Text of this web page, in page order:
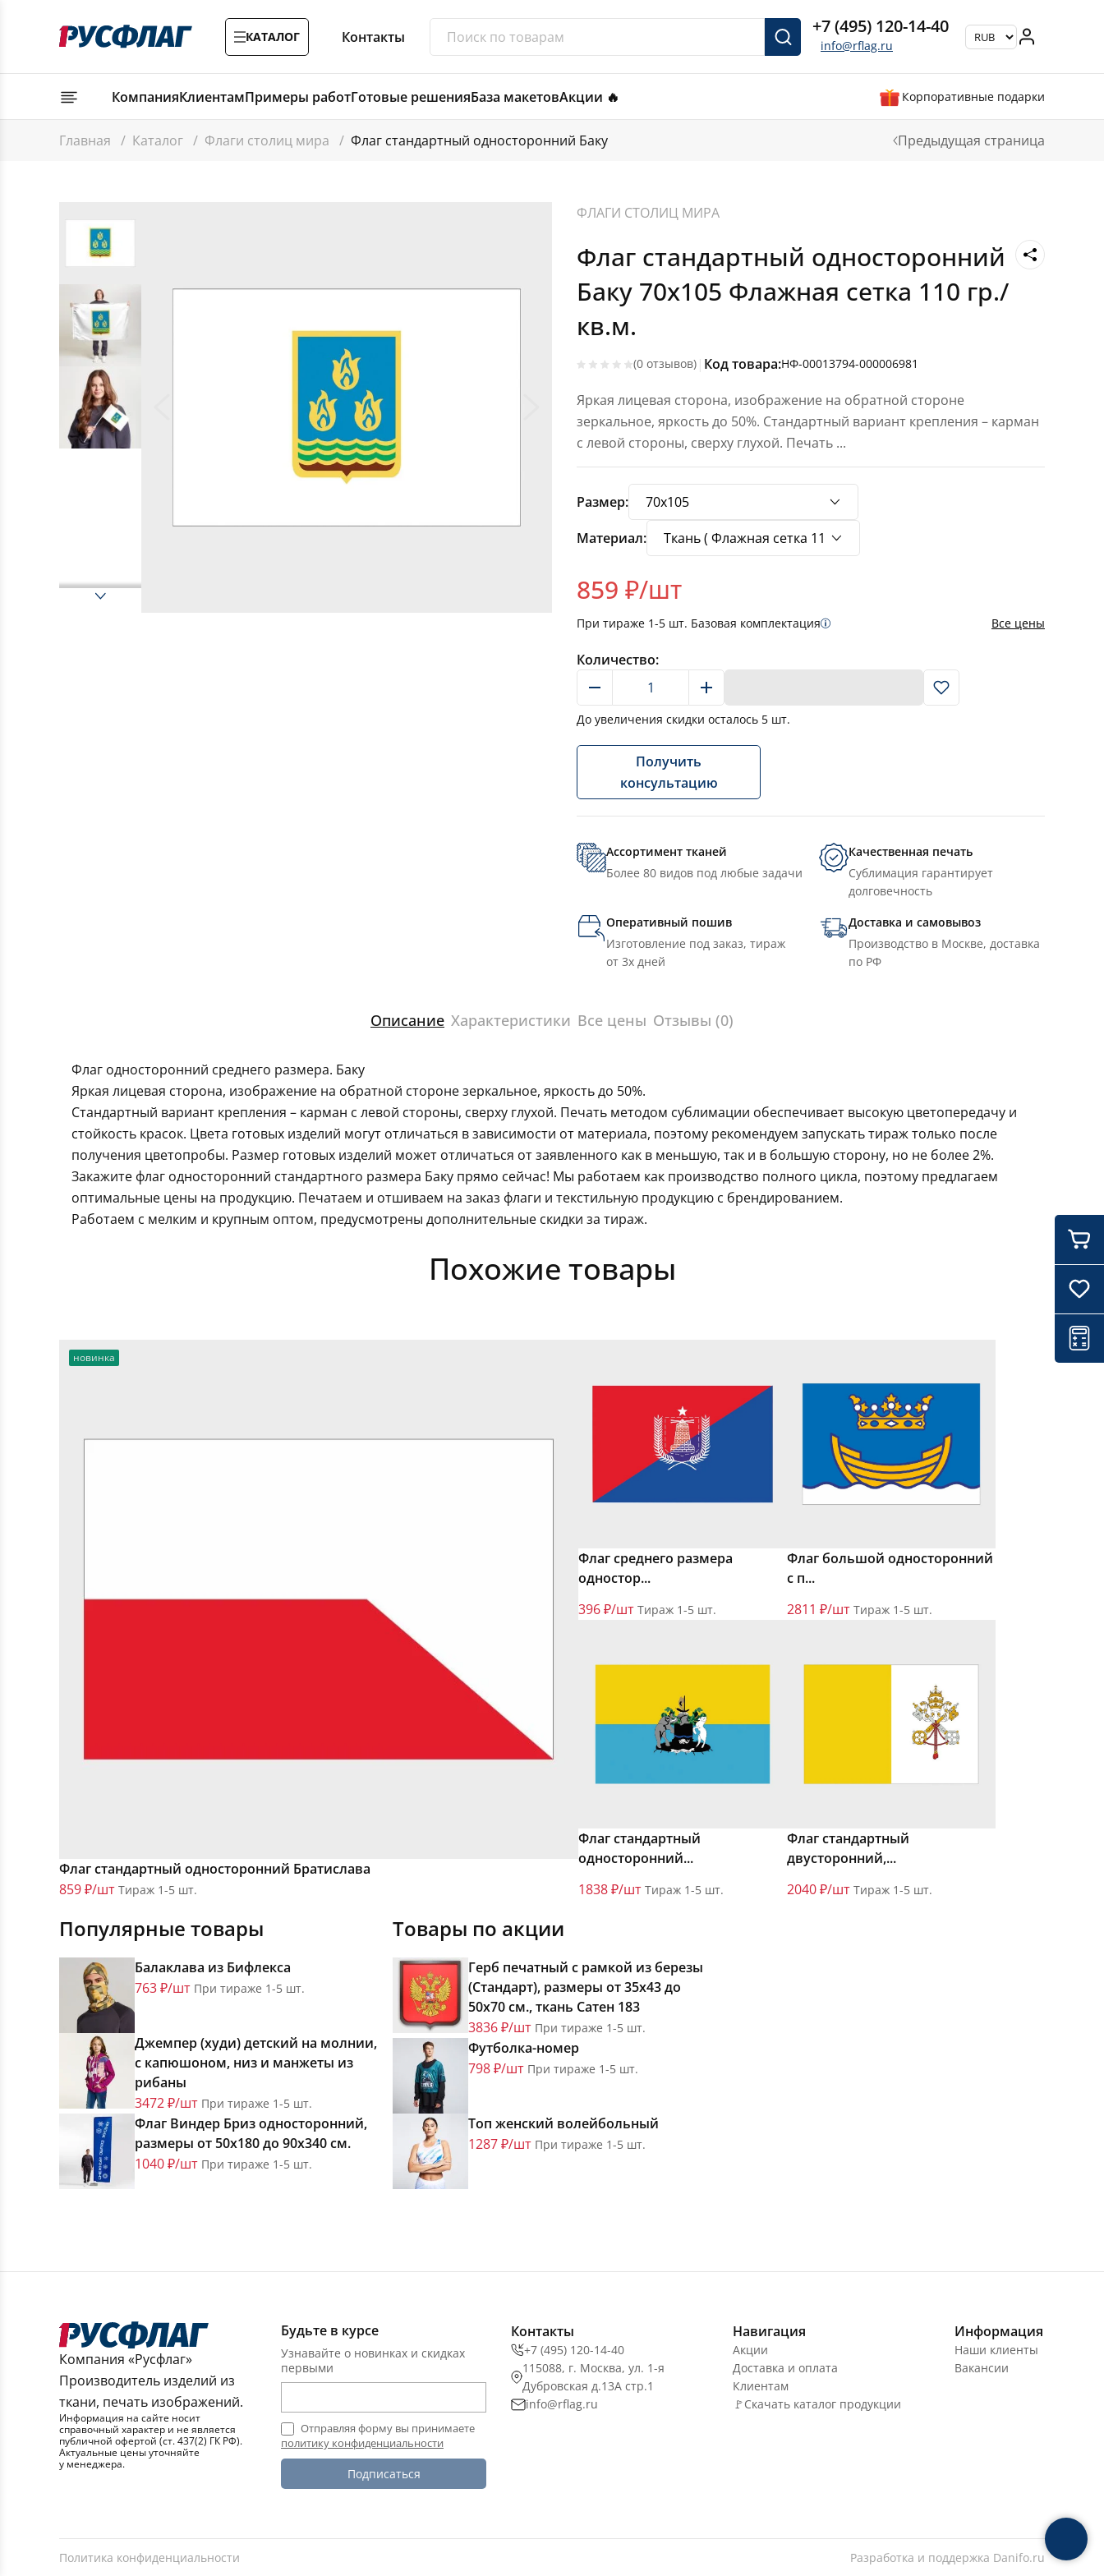
КАТАЛОГ Контакты +7 (495) 120-14-40
info@rflag.ru
КомпанияКлиентамПримеры работГотовые решенияБаза макетовАкции 🔥 Корпоративные подарки
Главная / Каталог / Флаги столиц мира / Флаг стандартный односторонний Баку Предыдущая страница
ФЛАГИ СТОЛИЦ МИРА
Флаг стандартный односторонний
Баку 70х105 Флажная сетка 110 гр./
кв.м.
(0 отзывов) | Код товара:НФ-00013794-000006981
Яркая лицевая сторона, изображение на обратной стороне
зеркальное, яркость до 50%. Стандартный вариант крепления – карман
с левой стороны, сверху глухой. Печать ...
Размер:
Материал:
859 ₽/шт
При тираже 1-5 шт. Базовая комплектация Все цены
Количество:
До увеличения скидки осталось 5 шт.
Получить
консультацию
Ассортимент тканей
Более 80 видов под любые задачи
Качественная печать
Сублимация гарантирует
долговечность
Оперативный пошив
Изготовление под заказ, тираж
от 3х дней
Доставка и самовывоз
Производство в Москве, доставка
по РФ
Описание Характеристики Все цены Отзывы (0)
Флаг односторонний среднего размера. Баку
Яркая лицевая сторона, изображение на обратной стороне зеркальное, яркость до 50%.
Стандартный вариант крепления – карман с левой стороны, сверху глухой. Печать методом сублимации обеспечивает высокую цветопередачу и
стойкость красок. Цвета готовых изделий могут отличаться в зависимости от материала, поэтому рекомендуем запускать тираж только после
получения цветопробы. Размер готовых изделий может отличаться от заявленного как в меньшую, так и в большую сторону, но не более 2%.
Закажите флаг односторонний стандартного размера Баку прямо сейчас! Мы работаем как производство полного цикла, поэтому предлагаем
оптимальные цены на продукцию. Печатаем и отшиваем на заказ флаги и текстильную продукцию с брендированием.
Работаем с мелким и крупным оптом, предусмотрены дополнительные скидки за тираж.
Похожие товары
новинка
Флаг стандартный односторонний Братислава
859 ₽/шт Тираж 1-5 шт.
Флаг среднего размера
одностор...
396 ₽/шт Тираж 1-5 шт.
Флаг большой односторонний
с п...
2811 ₽/шт Тираж 1-5 шт.
Флаг стандартный
односторонний...
1838 ₽/шт Тираж 1-5 шт.
Флаг стандартный
двусторонний,...
2040 ₽/шт Тираж 1-5 шт.
Популярные товары
Балаклава из Бифлекса
763 ₽/шт При тираже 1-5 шт.
Джемпер (худи) детский на молнии,
с капюшоном, низ и манжеты из
рибаны
3472 ₽/шт При тираже 1-5 шт.
Флаг Виндер Бриз односторонний,
размеры от 50х180 до 90х340 см.
1040 ₽/шт При тираже 1-5 шт.
Товары по акции
Герб печатный с рамкой из березы
(Стандарт), размеры от 35х43 до
50х70 см., ткань Сатен 183
3836 ₽/шт При тираже 1-5 шт.
Футболка-номер
798 ₽/шт При тираже 1-5 шт.
Топ женский волейбольный
1287 ₽/шт При тираже 1-5 шт.
Компания «Русфлаг»
Производитель изделий из
ткани, печать изображений.
Информация на сайте носит
справочный характер и не является
публичной офертой (ст. 437(2) ГК РФ).
Актуальные цены уточняйте
у менеджера.
Будьте в курсе
Узнавайте о новинках и скидках
первыми
Отправляя форму вы принимаете
политику конфиденциальности
Подписаться
Контакты
+7 (495) 120-14-40
115088, г. Москва, ул. 1-я
Дубровская д.13А стр.1
info@rflag.ru
Навигация
Акции
Доставка и оплата
Клиентам
🚩Скачать каталог продукции
Информация
Наши клиенты
Вакансии
Политика конфиденциальности Разработка и поддержка Danifo.ru